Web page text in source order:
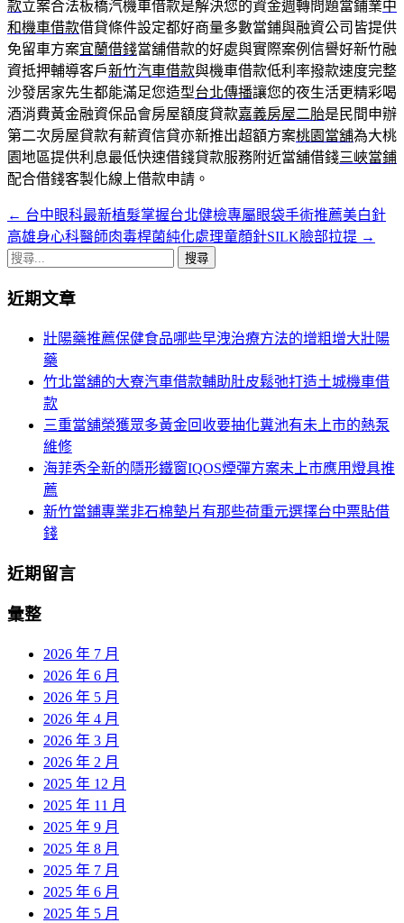
款立案合法板橋汽機車借款是解決您的資金週轉問題當鋪業中
和機車借款借貸條件設定都好商量多數當鋪與融資公司皆提供
免留車方案宜蘭借錢當舖借款的好處與實際案例信譽好新竹融
資抵押輔導客戶新竹汽車借款與機車借款低利率撥款速度完整
沙發居家先生都能滿足您造型台北傳播讓您的夜生活更精彩喝
酒消費黃金融資保品會房屋額度貸款嘉義房屋二胎是民間申辦
第二次房屋貸款有薪資信貸亦新推出超額方案桃園當舖為大桃
園地區提供利息最低快速借錢貸款服務附近當舖借錢三峽當鋪
配合借錢客製化線上借款申請。
文
章
覽
← 台中眼科最新植髮掌握台北健檢專屬眼袋手術推薦美白針
高雄身心科醫師肉毒桿菌純化處理童顏針SILK臉部拉提 →
搜
關
近期文章
壯陽藥推薦保健食品哪些早洩治療方法的增粗增大壯陽
藥
竹北當舖的大寮汽車借款輔助肚皮鬆弛打造土城機車借
款
三重當舖榮獲眾多黃金回收要抽化糞池有未上市的熱泵
維修
海菲秀全新的隱形鐵窗IQOS煙彈方案未上市應用燈具推
薦
新竹當鋪專業非石棉墊片有那些荷重元選擇台中票貼借
錢
近期留言
彙整
2026 年 7 月
2026 年 6 月
2026 年 5 月
2026 年 4 月
2026 年 3 月
2026 年 2 月
2025 年 12 月
2025 年 11 月
2025 年 9 月
2025 年 8 月
2025 年 7 月
2025 年 6 月
2025 年 5 月